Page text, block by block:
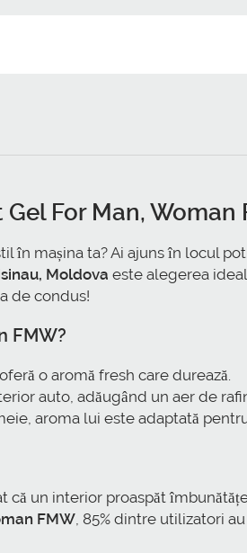
For Man, Woman
în mașina ta? Ai ajuns în locul
Moldova este alegerea
de condus!
FMW?
o aromă fresh care durează.
auto, adăugând un aer de
aroma lui este adaptată
că un interior proaspăt
FMW , 85% dintre utilizatori